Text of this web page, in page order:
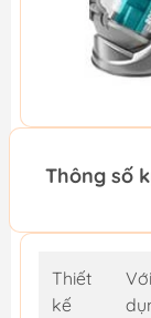
Thông số
Thiết
kế